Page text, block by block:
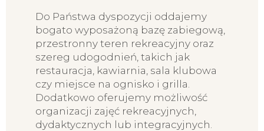
Do Państwa dyspozycji oddajemy
bogato wyposażoną bazę zabiegową,
przestronny teren rekreacyjny oraz
szereg udogodnień, takich jak
restauracja, kawiarnia, sala klubowa
czy miejsce na ognisko i grilla.
Dodatkowo oferujemy możliwość
organizacji zajęć rekreacyjnych,
dydaktycznych lub integracyjnych.